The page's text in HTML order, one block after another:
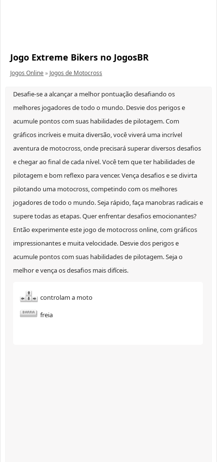
Jogo Extreme Bikers no JogosBR
Jogos Online» Jogos de Motocross
Desafie-se a alcançar a melhor pontuação desafiando os
melhores jogadores de todo o mundo. Desvie dos perigos e
acumule pontos com suas habilidades de pilotagem. Com
gráficos incríveis e muita diversão, você viverá uma incrível
aventura de motocross, onde precisará superar diversos desafios
e chegar ao final de cada nível. Você tem que ter habilidades de
pilotagem e bom reflexo para vencer. Vença desafios e se divirta
pilotando uma motocross, competindo com os melhores
jogadores de todo o mundo. Seja rápido, faça manobras radicais e
supere todas as etapas. Quer enfrentar desafios emocionantes?
Então experimente este jogo de motocross online, com gráficos
impressionantes e muita velocidade. Desvie dos perigos e
acumule pontos com suas habilidades de pilotagem. Seja o
melhor e vença os desafios mais difíceis.
controlam a moto
freia